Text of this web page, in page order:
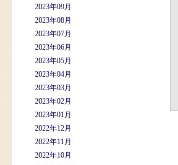
2023年09月
2023年08月
2023年07月
2023年06月
2023年05月
2023年04月
2023年03月
2023年02月
2023年01月
2022年12月
2022年11月
2022年10月